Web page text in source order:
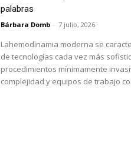
palabras
Bárbara Domb - 7 julio, 2026
Lahemodinamia moderna se
de tecnologías cada vez más
procedimientos mínimamente
complejidad y equipos de trabajo